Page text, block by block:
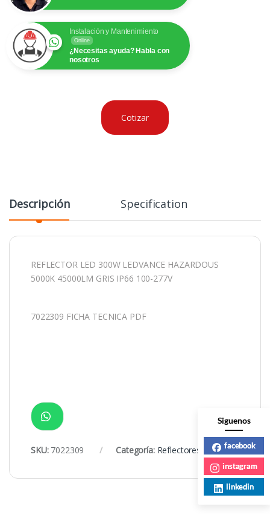
Instalación y Mantenimiento
Online
¿Necesitas ayuda? Habla con
nosotros
Cotizar
Descripción Specification
REFLECTOR LED 300W LEDVANCE HAZARDOUS
5000K 45000LM GRIS IP66 100-277V
7022309 FICHA TECNICA PDF
SKU: 7022309 Categoría: Reflectores Led
Siguenos
facebook
instagram
linkedin